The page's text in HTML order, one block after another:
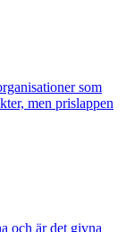
som
men prislappen
och är det givna